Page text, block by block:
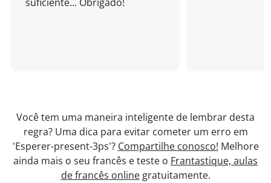
Você tem uma maneira inteligente de lembrar desta
regra? Uma dica para evitar cometer um erro em
'Esperer-present-3ps'? Compartilhe conosco! Melhore
ainda mais o seu francês e teste o Frantastique, aulas
de francês onlinegratuitamente.